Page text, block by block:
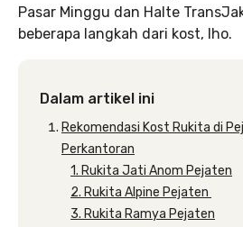
Pasar Minggu dan Halte
beberapa langkah dari kost, lho.
Dalam artikel ini
Rekomendasi Kost Rukita di
Perkantoran
1. Rukita Jati Anom Pejaten
2. Rukita Alpine Pejaten
3. Rukita Ramya Pejaten